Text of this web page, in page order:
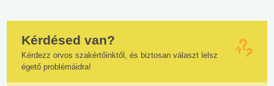
Kérdésed van?
Kérdezz orvos szakértőinktől, és biztosan választ lelsz
égető problémáidra!